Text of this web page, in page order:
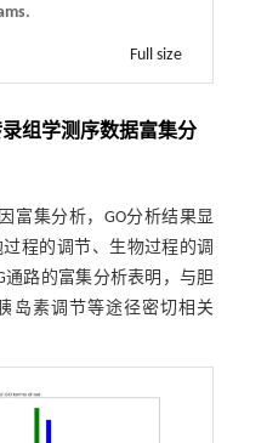
Full size
录组学测序数据富集分
富集分析，GO分析结果显
程的调节、生物过程的调
通路的富集分析表明，与胆
岛素调节等途径密切相关